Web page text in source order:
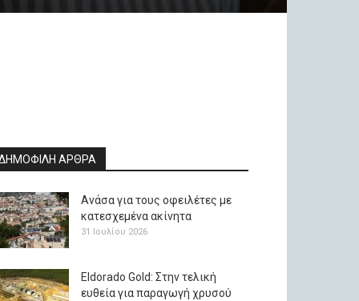
ΑΡΘΡΑ
Ανάσα για τους οφειλέτες με
κατεσχεμένα ακίνητα
31 Ιουλίου 2026
Eldorado Gold: Στην τελική
ευθεία για παραγωγή χρυσού